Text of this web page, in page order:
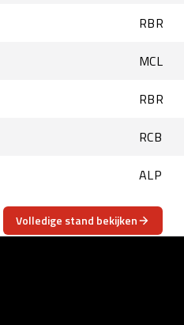
RBR
MCL
RBR
RCB
ALP
Volledige stand bekijken